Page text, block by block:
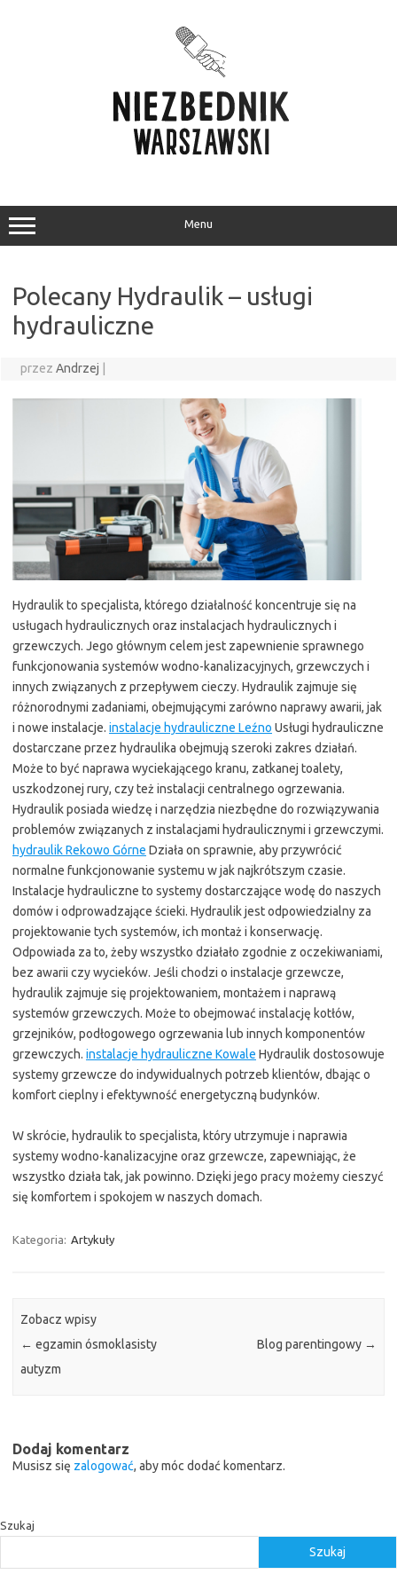
Menu
Polecany Hydraulik – usługi
hydrauliczne
przez Andrzej
Hydraulik to specjalista, którego działalność koncentruje się na
usługach hydraulicznych oraz instalacjach hydraulicznych i
grzewczych. Jego głównym celem jest zapewnienie sprawnego
funkcjonowania systemów wodno-kanalizacyjnych, grzewczych i
innych związanych z przepływem cieczy. Hydraulik zajmuje się
różnorodnymi zadaniami, obejmującymi zarówno naprawy awarii, jak
i nowe instalacje. instalacje hydrauliczne Leźno Usługi hydrauliczne
dostarczane przez hydraulika obejmują szeroki zakres działań.
Może to być naprawa wyciekającego kranu, zatkanej toalety,
uszkodzonej rury, czy też instalacji centralnego ogrzewania.
Hydraulik posiada wiedzę i narzędzia niezbędne do rozwiązywania
problemów związanych z instalacjami hydraulicznymi i grzewczymi.
hydraulik Rekowo Górne Działa on sprawnie, aby przywrócić
normalne funkcjonowanie systemu w jak najkrótszym czasie.
Instalacje hydrauliczne to systemy dostarczające wodę do naszych
domów i odprowadzające ścieki. Hydraulik jest odpowiedzialny za
projektowanie tych systemów, ich montaż i konserwację.
Odpowiada za to, żeby wszystko działało zgodnie z oczekiwaniami,
bez awarii czy wycieków. Jeśli chodzi o instalacje grzewcze,
hydraulik zajmuje się projektowaniem, montażem i naprawą
systemów grzewczych. Może to obejmować instalację kotłów,
grzejników, podłogowego ogrzewania lub innych komponentów
grzewczych. instalacje hydrauliczne Kowale Hydraulik dostosowuje
systemy grzewcze do indywidualnych potrzeb klientów, dbając o
komfort cieplny i efektywność energetyczną budynków.
W skrócie, hydraulik to specjalista, który utrzymuje i naprawia
systemy wodno-kanalizacyjne oraz grzewcze, zapewniając, że
wszystko działa tak, jak powinno. Dzięki jego pracy możemy cieszyć
się komfortem i spokojem w naszych domach.
Kategoria: Artykuły
Zobacz wpisy
← egzamin ósmoklasisty
autyzm
Blog parentingowy →
Dodaj komentarz
Musisz się zalogować, aby móc dodać komentarz.
Szukaj
Szukaj